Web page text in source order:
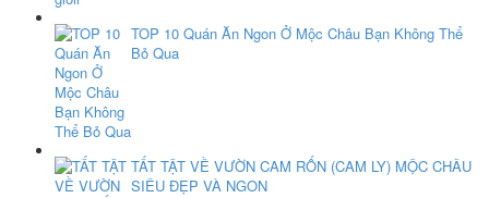
TOP 10 Quán Ăn Ngon Ở Mộc Châu Bạn Không Thể
Bỏ Qua
TẤT TẬT VỀ VƯỜN CAM RỐN (CAM LY) MỘC CHÂU
SIÊU ĐẸP VÀ NGON